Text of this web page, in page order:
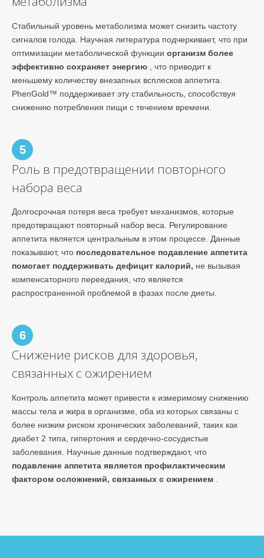
Стабильный уровень метаболизма может снизить частоту
сигналов голода. Научная литература подчеркивает, что при
оптимизации метаболической функции организм более
эффективно сохраняет энергию , что приводит к
меньшему количеству внезапных всплесков аппетита.
PhenGold™ поддерживает эту стабильность, способствуя
снижению потребления пищи с течением времени.
5
Роль в предотвращении повторного
набора веса
Долгосрочная потеря веса требует механизмов, которые
предотвращают повторный набор веса. Регулирование
аппетита является центральным в этом процессе. Данные
показывают, что последовательное подавление аппетита
помогает поддерживать дефицит калорий, не вызывая
компенсаторного переедания, что является
распространенной проблемой в фазах после диеты.
6
Снижение рисков для здоровья,
связанных с ожирением
Контроль аппетита может привести к измеримому снижению
массы тела и жира в организме, оба из которых связаны с
более низким риском хронических заболеваний, таких как
диабет 2 типа, гипертония и сердечно-сосудистые
заболевания. Научные данные подтверждают, что
подавление аппетита является профилактическим
фактором осложнений, связанных с ожирением .